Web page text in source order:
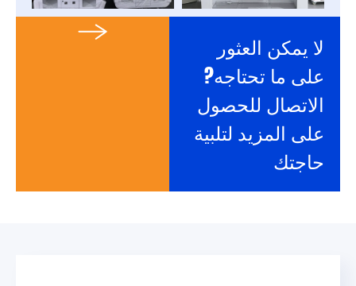
لا يمكن العثور
على ما تحتاجه?
الاتصال للحصول
على المزيد لتلبية
حاجتك